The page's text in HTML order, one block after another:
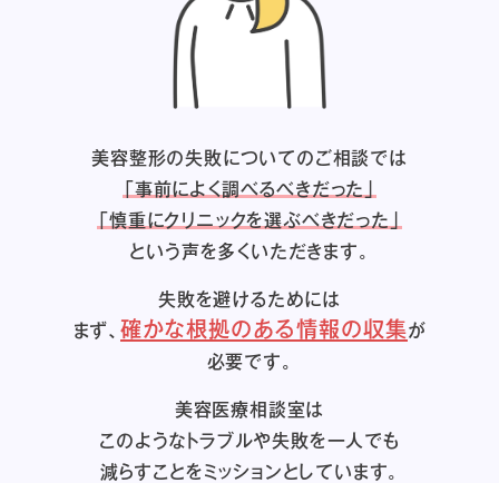
美容整形の失敗についてのご相談では
「事前によく調べるべきだった」
「慎重にクリニックを選ぶべきだった」
という声を多くいただきます。
失敗を避けるためには
まず、確かな根拠のある情報の収集が
必要です。
美容医療相談室は
このようなトラブルや失敗を一人でも
減らすことをミッションとしています。